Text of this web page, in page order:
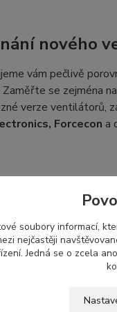
nového
vám pečlivě
se zejména
verze ventilátorů,
Forcecon a
používá své
a používat se pro
pro váš notebook,
vám vybrat
soubory informací,
nejčastěji
Jedná se o zcela